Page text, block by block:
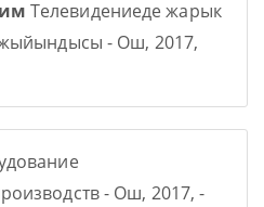
Телевидениеде жарык
- Ош, 2017,
- Ош, 2017, -